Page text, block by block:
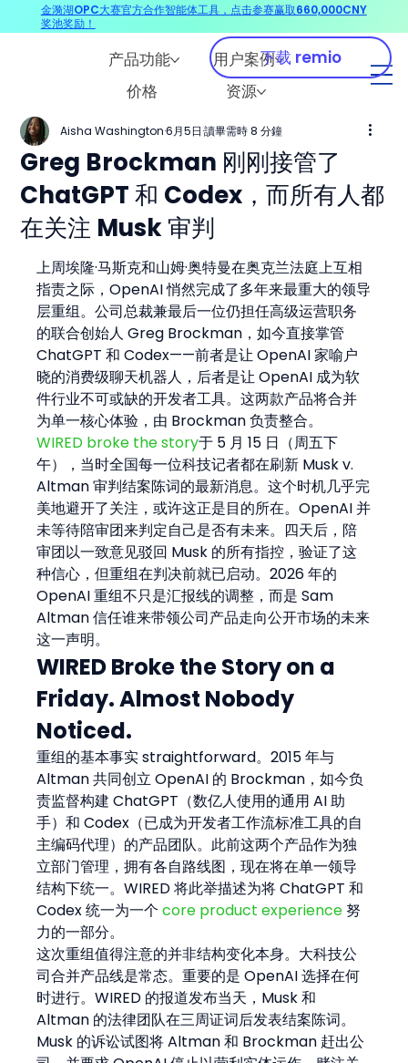
产品功能
用户案例
价格
资源
下载 remio
Greg Brockman 刚刚接管了
ChatGPT 和 Codex，而所有人都
在关注 Musk 审判
Aisha Washington 6月5日 讀畢需時 8 分鐘
上周埃隆·马斯克和山姆·奥特曼在奥克兰法庭上互相
指责之际，OpenAI 悄然完成了多年来最重大的领导
层重组。公司总裁兼最后一位仍担任高级运营职务
的联合创始人 Greg Brockman，如今直接掌管
ChatGPT 和 Codex——前者是让 OpenAI 家喻户
晓的消费级聊天机器人，后者是让 OpenAI 成为软
件行业不可或缺的开发者工具。这两款产品将合并
为单一核心体验，由 Brockman 负责整合。
WIRED broke the story于 5 月 15 日（周五下
午），当时全国每一位科技记者都在刷新 Musk v.
Altman 审判结案陈词的最新消息。这个时机几乎完
美地避开了关注，或许这正是目的所在。OpenAI 并
未等待陪审团来判定自己是否有未来。四天后，陪
审团以一致意见驳回 Musk 的所有指控，验证了这
种信心，但重组在判决前就已启动。2026 年的
OpenAI 重组不只是汇报线的调整，而是 Sam
Altman 信任谁来带领公司产品走向公开市场的未来
这一声明。
WIRED Broke the Story on a
Friday. Almost Nobody
Noticed.
重组的基本事实 straightforward。2015 年与
Altman 共同创立 OpenAI 的 Brockman，如今负
责监督构建 ChatGPT（数亿人使用的通用 AI 助
手）和 Codex（已成为开发者工作流标准工具的自
主编码代理）的产品团队。此前这两个产品作为独
立部门管理，拥有各自路线图，现在将在单一领导
结构下统一。WIRED 将此举描述为将 ChatGPT 和
Codex 统一为一个 core product experience 努
力的一部分。
这次重组值得注意的并非结构变化本身。大科技公
司合并产品线是常态。重要的是 OpenAI 选择在何
时进行。WIRED 的报道发布当天，Musk 和
Altman 的法律团队在三周证词后发表结案陈词。
Musk 的诉讼试图将 Altman 和 Brockman 赶出公
金漪湖OPC大赛官方合作智能体工具，点击参赛赢取660,000CNY
奖池奖励！